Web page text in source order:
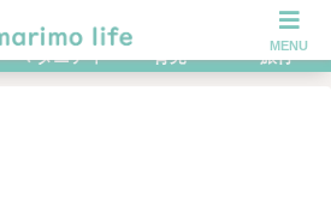
マタニティ 育児 旅行
MENU